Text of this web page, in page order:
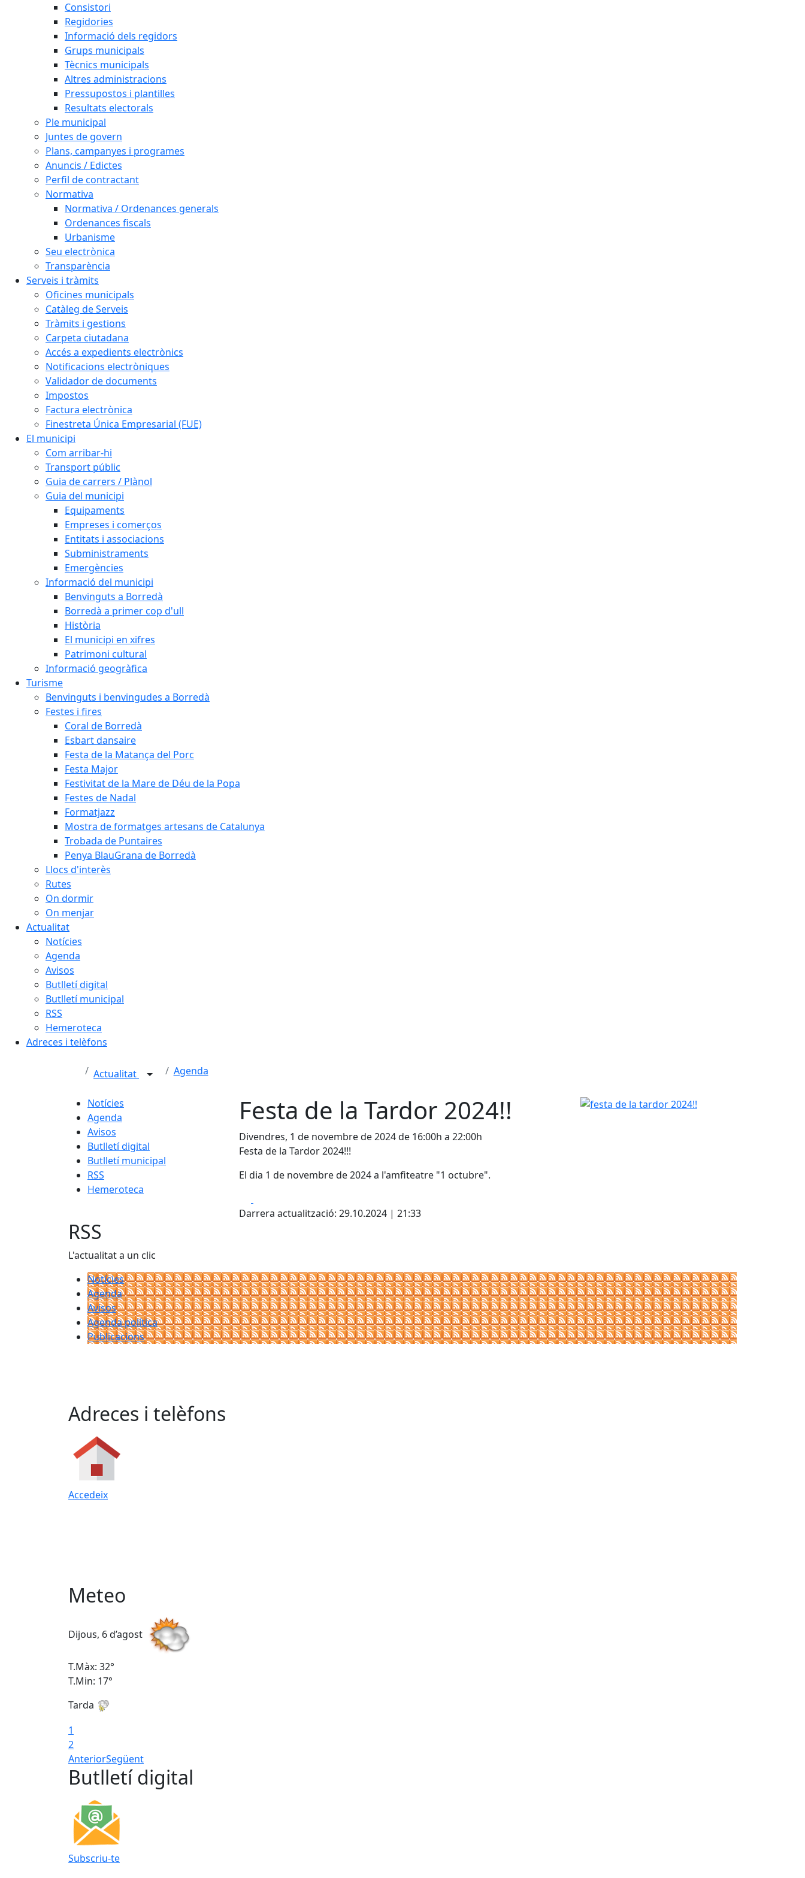
Consistori
Regidories
Informació dels regidors
Grups municipals
Tècnics municipals
Altres administracions
Pressupostos i plantilles
Resultats electorals
Ple municipal
Juntes de govern
Plans, campanyes i programes
Anuncis / Edictes
Perfil de contractant
Normativa
Normativa / Ordenances generals
Ordenances fiscals
Urbanisme
Seu electrònica
Transparència
Serveis i tràmits
Oficines municipals
Catàleg de Serveis
Tràmits i gestions
Carpeta ciutadana
Accés a expedients electrònics
Notificacions electròniques
Validador de documents
Impostos
Factura electrònica
Finestreta Única Empresarial (FUE)
El municipi
Com arribar-hi
Transport públic
Guia de carrers / Plànol
Guia del municipi
Equipaments
Empreses i comerços
Entitats i associacions
Subministraments
Emergències
Informació del municipi
Benvinguts a Borredà
Borredà a primer cop d'ull
Història
El municipi en xifres
Patrimoni cultural
Informació geogràfica
Turisme
Benvinguts i benvingudes a Borredà
Festes i fires
Coral de Borredà
Esbart dansaire
Festa de la Matança del Porc
Festa Major
Festivitat de la Mare de Déu de la Popa
Festes de Nadal
Formatjazz
Mostra de formatges artesans de Catalunya
Trobada de Puntaires
Penya BlauGrana de Borredà
Llocs d'interès
Rutes
On dormir
On menjar
Actualitat
Notícies
Agenda
Avisos
Butlletí digital
Butlletí municipal
RSS
Hemeroteca
Adreces i telèfons
Actualitat Agenda
Notícies
Agenda
Avisos
Butlletí digital
Butlletí municipal
RSS
Hemeroteca
Festa de la Tardor 2024!!
Divendres, 1 de novembre de 2024 de 16:00h a 22:00h
Festa de la Tardor 2024!!!
El dia 1 de novembre de 2024 a l'amfiteatre "1 octubre".
Darrera actualització: 29.10.2024 | 21:33
festa de la tardor 2024!!
RSS
L'actualitat a un clic
Notícies
Agenda
Avisos
Agenda política
Publicacions
Adreces i telèfons
Accedeix
Meteo
Dijous, 6 d’agost
T.Màx: 32°
T.Min: 17°
Tarda
1
2
AnteriorSegüent
Butlletí digital
Subscriu-te